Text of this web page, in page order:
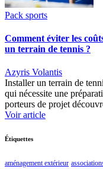
Pack sports
Comment éviter les
un terrain de tennis ?
Azyris Volantis
Installer un terrain de
qui nécessite une
porteurs de projet
Voir article
Étiquettes
aménagement extérieur